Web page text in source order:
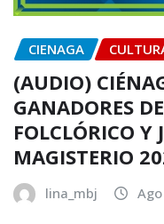
CIENAGA
(AUDIO)
GANADORES
FOLCLÓRICO Y
MAGISTERIO
lina_mbj